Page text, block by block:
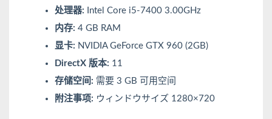
处理器: Intel Core i5-7400 3.00GHz
内存: 4 GB RAM
显卡: NVIDIA GeForce GTX 960 (2GB)
DirectX 版本: 11
存储空间: 需要 3 GB 可用空间
附注事项: ウィンドウサイズ 1280×720